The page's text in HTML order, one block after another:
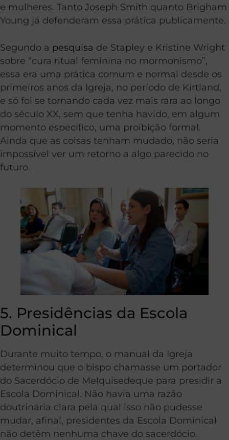
e mulheres. Tanto Joseph Smith quanto Brigham
Young já defenderam essa prática publicamente.
Segundo a pesquisa de Stapley e Kristine Wright
sobre “cura ritual feminina no mormonismo”,
essa era uma prática comum e normal desde os
primeiros anos da Igreja, no período de Kirtland,
e só foi se tornando cada vez mais rara ao longo
do século XX, sem que tenha havido, em algum
momento específico, uma proibição formal.
Ainda que as coisas tenham mudado, não seria
impossível ver um retorno a algo parecido no
futuro.
5. Presidências da Escola
Dominical
Durante muito tempo, o manual da Igreja
determinou que o bispo chamasse um portador
do Sacerdócio de Melquisedeque para presidir a
Escola Dominical. Não havia uma razão
doutrinária clara pela qual isso não pudesse
mudar, afinal, presidentes da Escola Dominical
não detêm nenhuma chave do sacerdócio.